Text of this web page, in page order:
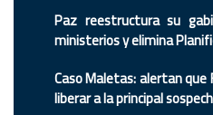
Paz reestructura su
ministerios y elimina
Caso Maletas: alertan que
liberar a la principal